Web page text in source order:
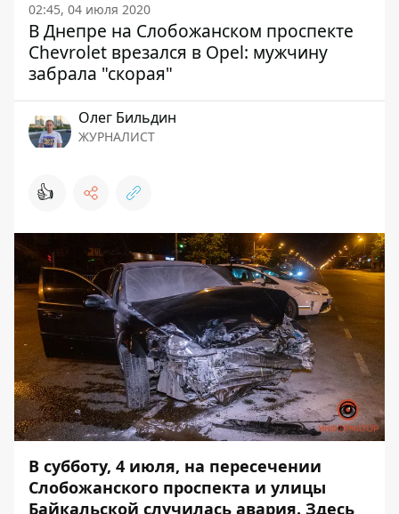
02:45, 04 июля 2020
В Днепре на Слобожанском проспекте
Chevrolet врезался в Opel: мужчину
забрала "скорая"
Олег Бильдин
ЖУРНАЛИСТ
👍
В субботу, 4 июля, на пересечении
Слобожанского проспекта и улицы
Байкальской случилась авария. Здесь